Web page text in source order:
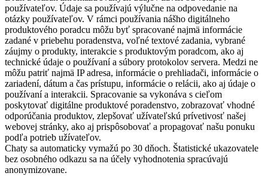
používateľov. Údaje sa používajú výlučne na odpovedanie na
otázky používateľov. V rámci používania nášho digitálneho
produktového poradcu môžu byť spracované najmä informácie
zadané v priebehu poradenstva, voľné textové zadania, vybrané
záujmy o produkty, interakcie s produktovým poradcom, ako aj
technické údaje o používaní a súbory protokolov servera. Medzi ne
môžu patriť najmä IP adresa, informácie o prehliadači, informácie o
zariadení, dátum a čas prístupu, informácie o relácii, ako aj údaje o
používaní a interakcii. Spracovanie sa vykonáva s cieľom
poskytovať digitálne produktové poradenstvo, zobrazovať vhodné
odporúčania produktov, zlepšovať užívateľskú prívetivosť našej
webovej stránky, ako aj prispôsobovať a propagovať našu ponuku
podľa potrieb užívateľov.
Chaty sa automaticky vymažú po 30 dňoch. Štatistické ukazovatele
bez osobného odkazu sa na účely vyhodnotenia spracúvajú
anonymizovane.